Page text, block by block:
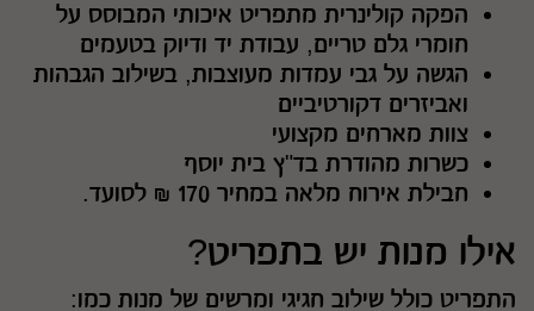
הפקה קולינרית מתפריט איכותי המבוסס על
חומרי גלם טריים, עבודת יד ודיוק בטעמים
הגשה על גבי עמדות מעוצבות, בשילוב הגבהות
ואביזרים דקורטיביים
צוות מארחים מקצועי
כשרות מהודרת בד"ץ בית יוסף
חבילת אירוח מלאה במחיר 170 ₪ לסועד.
אילו מנות יש בתפריט?
התפריט כולל שילוב חגיגי ומרשים של מנות כמו: